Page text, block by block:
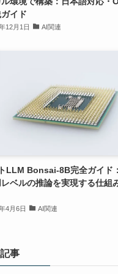
イド
12月1日 AI関連
LLM Bonsai-8B完全ガイド
ベルの推論を実現する仕組
4月6日 AI関連
事